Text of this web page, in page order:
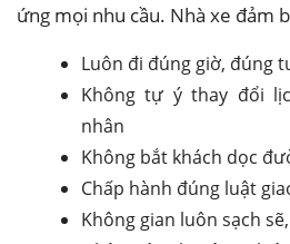
ứng mọi nhu cầu. Nhà xe đảm
Luôn đi đúng giờ, đúng
Không tự ý thay đổi
nhân
Không bắt khách dọc
Chấp hành đúng luật
Không gian luôn sạch